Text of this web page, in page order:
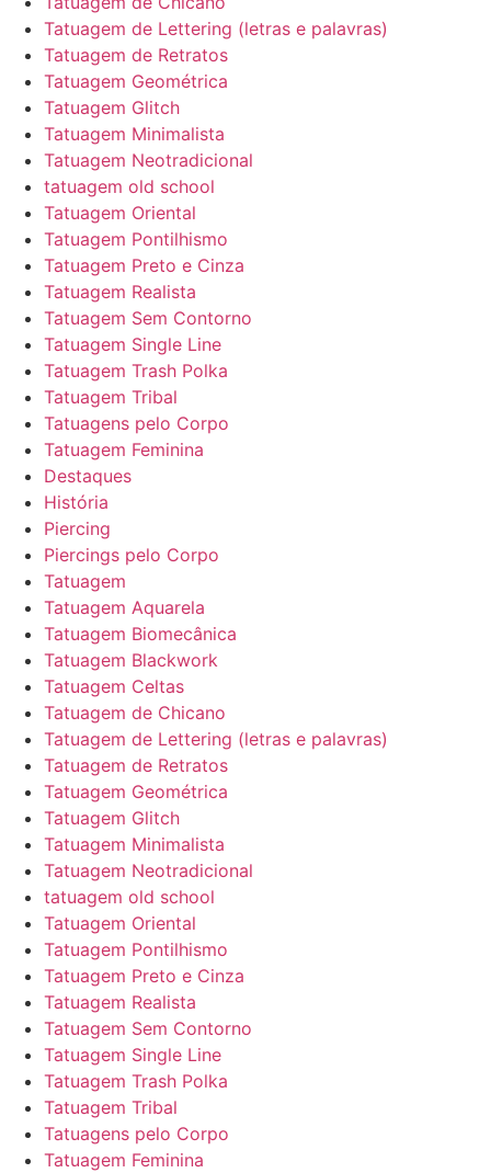
Tatuagem de Lettering (letras e palavras)
Tatuagem de Retratos
Tatuagem Geométrica
Tatuagem Glitch
Tatuagem Minimalista
Tatuagem Neotradicional
tatuagem old school
Tatuagem Oriental
Tatuagem Pontilhismo
Tatuagem Preto e Cinza
Tatuagem Realista
Tatuagem Sem Contorno
Tatuagem Single Line
Tatuagem Trash Polka
Tatuagem Tribal
Tatuagens pelo Corpo
Tatuagem Feminina
Destaques
História
Piercing
Piercings pelo Corpo
Tatuagem
Tatuagem Aquarela
Tatuagem Biomecânica
Tatuagem Blackwork
Tatuagem Celtas
Tatuagem de Chicano
Tatuagem de Lettering (letras e palavras)
Tatuagem de Retratos
Tatuagem Geométrica
Tatuagem Glitch
Tatuagem Minimalista
Tatuagem Neotradicional
tatuagem old school
Tatuagem Oriental
Tatuagem Pontilhismo
Tatuagem Preto e Cinza
Tatuagem Realista
Tatuagem Sem Contorno
Tatuagem Single Line
Tatuagem Trash Polka
Tatuagem Tribal
Tatuagens pelo Corpo
Tatuagem Feminina